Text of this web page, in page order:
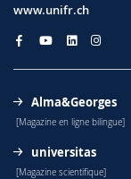
www.unifr.ch
Alma&Georges
[Magazine en ligne bilingue]
universitas
[Magazine scientifique]